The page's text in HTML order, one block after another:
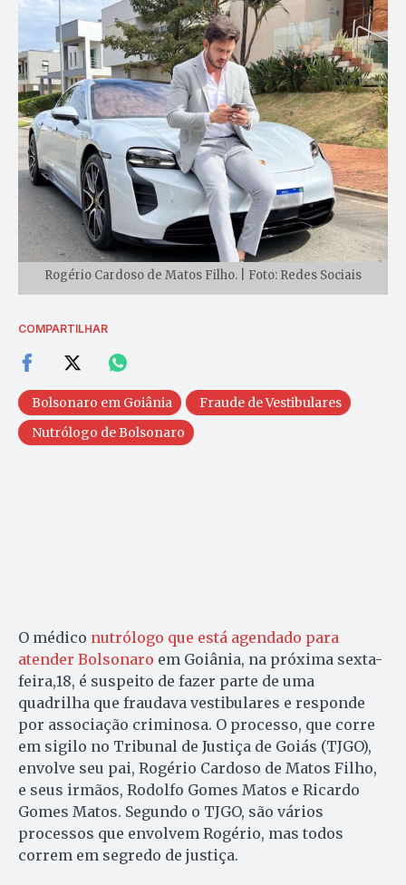
Rogério Cardoso de Matos Filho. | Foto: Redes Sociais
COMPARTILHAR
Bolsonaro em Goiânia
Fraude de Vestibulares
Nutrólogo de Bolsonaro
O médico nutrólogo que está agendado para
atender Bolsonaro em Goiânia, na próxima sexta-
feira,18, é suspeito de fazer parte de uma
quadrilha que fraudava vestibulares e responde
por associação criminosa. O processo, que corre
em sigilo no Tribunal de Justiça de Goiás (TJGO),
envolve seu pai, Rogério Cardoso de Matos Filho,
e seus irmãos, Rodolfo Gomes Matos e Ricardo
Gomes Matos. Segundo o TJGO, são vários
processos que envolvem Rogério, mas todos
correm em segredo de justiça.